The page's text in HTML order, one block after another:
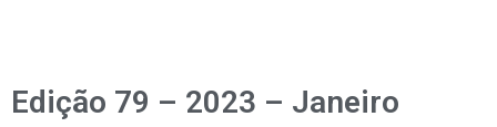
Edição 79 – 2023 – Janeiro